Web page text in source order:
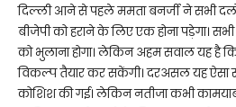
दिल्ली आने से पहले ममता बनर्जी ने सभी
बीजेपी को हराने के लिए एक होना पड़ेगा।
को भुलाना होगा। लेकिन अहम सवाल यह है
विकल्प तैयार कर सकेंगी। दरअसल यह ऐसा
कोशिश की गई। लेकिन नतीजा कभी कामयाब